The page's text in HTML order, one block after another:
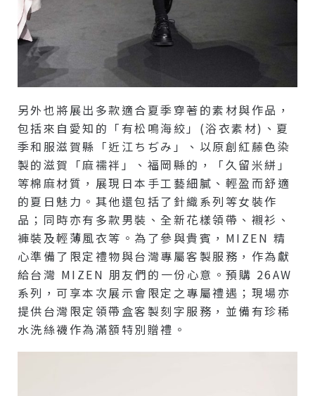
另外也將展出多款適合夏季穿著的素材與作品，
包括來自愛知的「有松鳴海絞」(浴衣素材)、夏
季和服滋賀縣「近江ちぢみ」、以原創紅藤色染
製的滋賀「麻襦袢」、福岡縣的，「久留米絣」
等棉麻材質，展現日本手工藝細膩、輕盈而舒適
的夏日魅力。其他還包括了針織系列等女裝作
品；同時亦有多款男裝、全新花樣領帶、襯衫、
褲裝及輕薄風衣等。為了參與貴賓，MIZEN 精
心準備了限定禮物與台灣專屬客製服務，作為獻
給台灣 MIZEN 朋友們的一份心意。預購 26AW
系列，可享本次展示會限定之專屬禮遇；現場亦
提供台灣限定領帶盒客製刻字服務，並備有珍稀
水洗絲襪作為滿額特別贈禮。